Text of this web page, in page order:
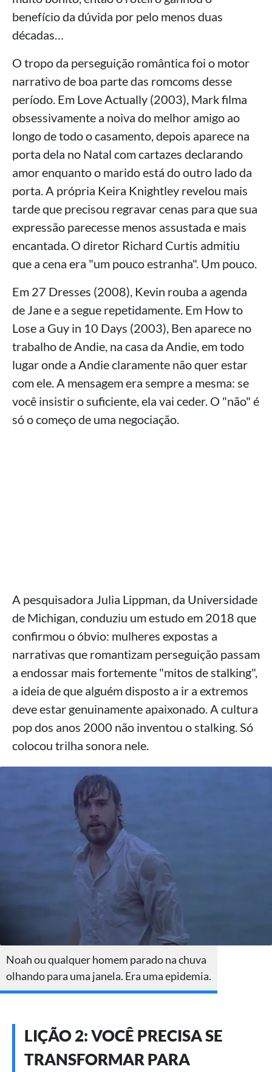
benefício da dúvida por pelo menos duas
décadas…
O tropo da perseguição romântica foi o motor
narrativo de boa parte das romcoms desse
período. Em Love Actually (2003), Mark filma
obsessivamente a noiva do melhor amigo ao
longo de todo o casamento, depois aparece na
porta dela no Natal com cartazes declarando
amor enquanto o marido está do outro lado da
porta. A própria Keira Knightley revelou mais
tarde que precisou regravar cenas para que sua
expressão parecesse menos assustada e mais
encantada. O diretor Richard Curtis admitiu
que a cena era "um pouco estranha". Um pouco.
Em 27 Dresses (2008), Kevin rouba a agenda
de Jane e a segue repetidamente. Em How to
Lose a Guy in 10 Days (2003), Ben aparece no
trabalho de Andie, na casa da Andie, em todo
lugar onde a Andie claramente não quer estar
com ele. A mensagem era sempre a mesma: se
você insistir o suficiente, ela vai ceder. O "não" é
só o começo de uma negociação.
A pesquisadora Julia Lippman, da Universidade
de Michigan, conduziu um estudo em 2018 que
confirmou o óbvio: mulheres expostas a
narrativas que romantizam perseguição passam
a endossar mais fortemente "mitos de stalking",
a ideia de que alguém disposto a ir a extremos
deve estar genuinamente apaixonado. A cultura
pop dos anos 2000 não inventou o stalking. Só
colocou trilha sonora nele.
Noah ou qualquer homem parado na chuva
olhando para uma janela. Era uma epidemia.
LIÇÃO 2: VOCÊ PRECISA SE
TRANSFORMAR PARA